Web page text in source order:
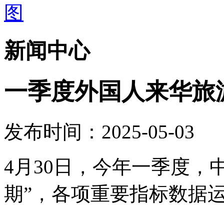
新闻中心
一季度外国人来华旅
发布时间：2025-05-03
4月30日，今年一季度，
期”，各项重要指标数据